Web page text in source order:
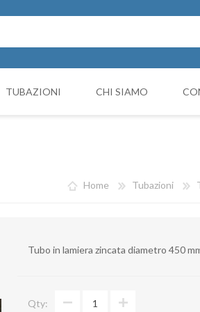
TUBAZIONI
Curve
Giunto Antivibrante
CHI SIAMO
Home Tubazioni
Tubo in lamiera zincata diametro 450
Qty: